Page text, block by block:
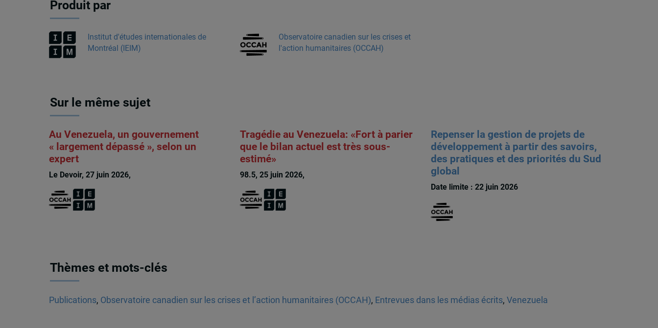
Produit par
Institut d'études internationales de
Montréal (IEIM)
Observatoire canadien sur les crises et
l'action humanitaires (OCCAH)
Sur le même sujet
Au Venezuela, un gouvernement
« largement dépassé », selon un
expert
Le Devoir, 27 juin 2026,
Tragédie au Venezuela: «Fort à parier
que le bilan actuel est très sous-
estimé»
98.5, 25 juin 2026,
Repenser la gestion de projets de
développement à partir des savoirs,
des pratiques et des priorités du Sud
global
Date limite : 22 juin 2026
Thèmes et mots-clés
Publications, Observatoire canadien sur les crises et l’action humanitaires (OCCAH), Entrevues dans les médias écrits, Venezuela